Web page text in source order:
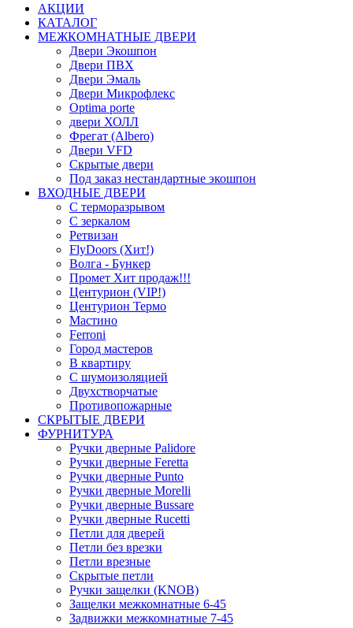
АКЦИИ
КАТАЛОГ
МЕЖКОМНАТНЫЕ ДВЕРИ
Двери Экошпон
Двери ПВХ
Двери Эмаль
Двери Микрофлекс
Optima porte
двери ХОЛЛ
Фрегат (Albero)
Двери VFD
Скрытые двери
Под заказ нестандартные экошпон
ВХОДНЫЕ ДВЕРИ
С терморазрывом
С зеркалом
Ретвизан
FlyDoors (Хит!)
Волга - Бункер
Промет Хит продаж!!!
Центурион (VIP!)
Центурион Термо
Мастино
Ferroni
Город мастеров
В квартиру
С шумоизоляцией
Двухстворчатые
Противопожарные
СКРЫТЫЕ ДВЕРИ
ФУРНИТУРА
Ручки дверные Palidore
Ручки дверные Feretta
Ручки дверные Punto
Ручки дверные Morelli
Ручки дверные Bussare
Ручки дверные Rucetti
Петли для дверей
Петли без врезки
Петли врезные
Скрытые петли
Ручки защелки (KNOB)
Защелки межкомнатные 6-45
Задвижки межкомнатные 7-45